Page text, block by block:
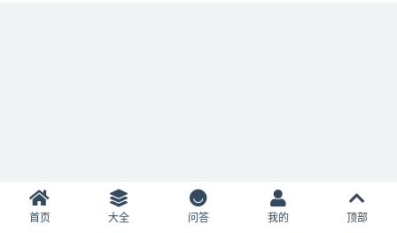
首页 大全 问答 我的 顶部